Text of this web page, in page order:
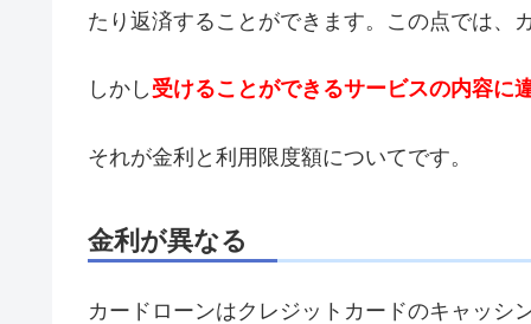
たり返済することができます。この点では、
しかし 受けることができるサービスの内容に
それが金利と利用限度額についてです。
金利が異なる
カードローンはクレジットカードのキャッシ